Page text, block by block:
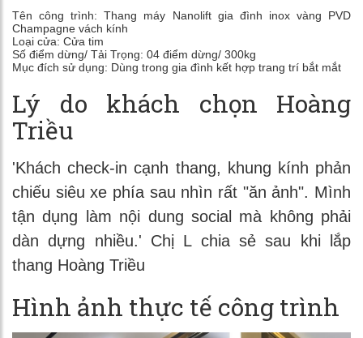
Tên công trình: Thang máy Nanolift gia đình inox vàng PVD
Champagne vách kính
Loại cửa: Cửa tim
Số điểm dừng/ Tải Trọng: 04 điểm dừng/ 300kg
Mục đích sử dụng: Dùng trong gia đình kết hợp trang trí bắt mắt
Lý do khách chọn Hoàng
Triều
'Khách check-in cạnh thang, khung kính phản
chiếu siêu xe phía sau nhìn rất "ăn ảnh". Mình
tận dụng làm nội dung social mà không phải
dàn dựng nhiều.' Chị L chia sẻ sau khi lắp
thang Hoàng Triều
Hình ảnh thực tế công trình